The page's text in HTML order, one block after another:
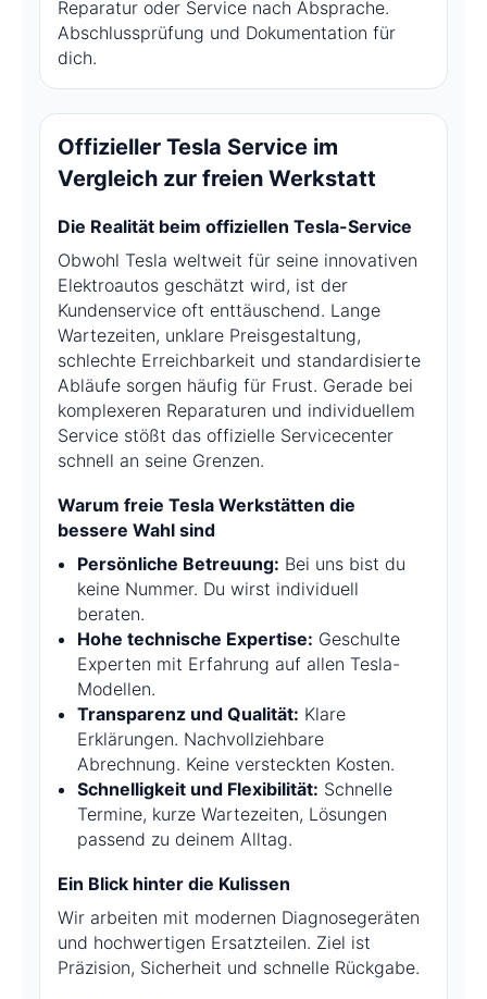
Reparatur oder Service nach Absprache.
Abschlussprüfung und Dokumentation für
dich.
Offizieller Tesla Service im
Vergleich zur freien Werkstatt
Die Realität beim offiziellen Tesla-Service
Obwohl Tesla weltweit für seine innovativen
Elektroautos geschätzt wird, ist der
Kundenservice oft enttäuschend. Lange
Wartezeiten, unklare Preisgestaltung,
schlechte Erreichbarkeit und standardisierte
Abläufe sorgen häufig für Frust. Gerade bei
komplexeren Reparaturen und individuellem
Service stößt das offizielle Servicecenter
schnell an seine Grenzen.
Warum freie Tesla Werkstätten die
bessere Wahl sind
Persönliche Betreuung: Bei uns bist du
keine Nummer. Du wirst individuell
beraten.
Hohe technische Expertise: Geschulte
Experten mit Erfahrung auf allen Tesla-
Modellen.
Transparenz und Qualität: Klare
Erklärungen. Nachvollziehbare
Abrechnung. Keine versteckten Kosten.
Schnelligkeit und Flexibilität: Schnelle
Termine, kurze Wartezeiten, Lösungen
passend zu deinem Alltag.
Ein Blick hinter die Kulissen
Wir arbeiten mit modernen Diagnosegeräten
und hochwertigen Ersatzteilen. Ziel ist
Präzision, Sicherheit und schnelle Rückgabe.